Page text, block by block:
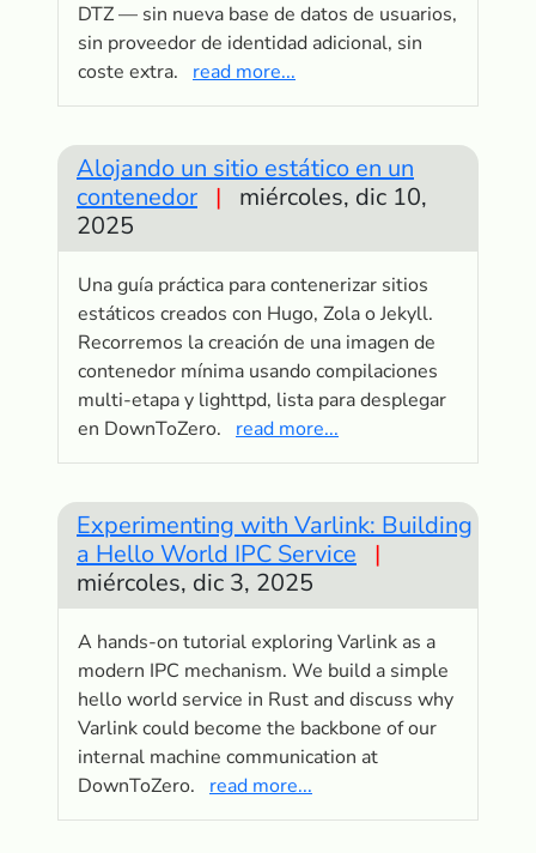
DTZ — sin nueva base de datos de usuarios,
sin proveedor de identidad adicional, sin
coste extra.
read more...
Alojando un sitio estático en un
contenedor |
miércoles, dic 10,
2025
Una guía práctica para contenerizar sitios
estáticos creados con Hugo, Zola o Jekyll.
Recorremos la creación de una imagen de
contenedor mínima usando compilaciones
multi-etapa y lighttpd, lista para desplegar
en DownToZero.
read more...
Experimenting with Varlink: Building
a Hello World IPC Service
|
miércoles, dic 3, 2025
A hands-on tutorial exploring Varlink as a
modern IPC mechanism. We build a simple
hello world service in Rust and discuss why
Varlink could become the backbone of our
internal machine communication at
DownToZero.
read more...